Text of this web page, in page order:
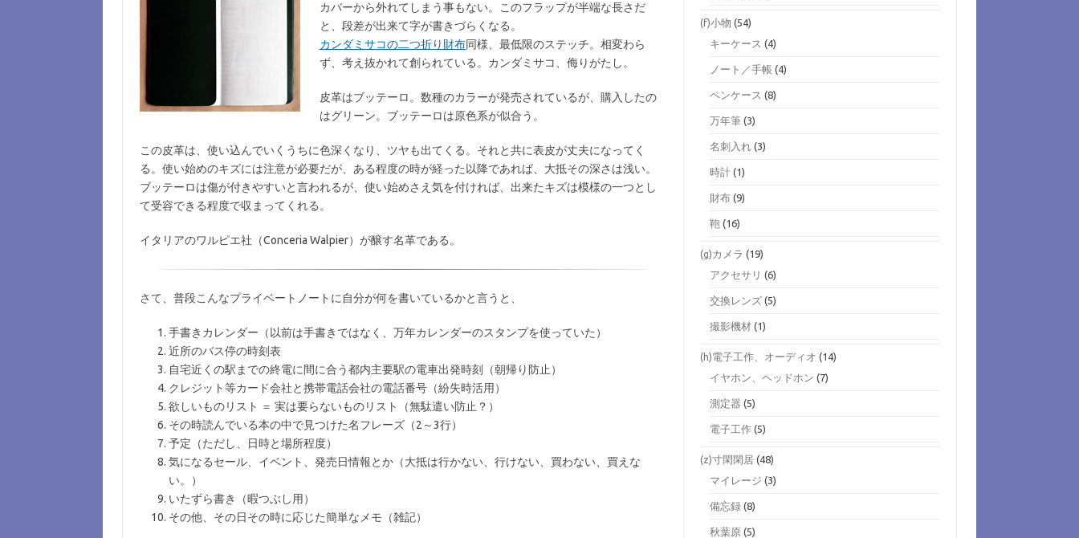
カバーから外れてしまう事もない。このフラップが半端な長さだ
と、段差が出来て字が書きづらくなる。
カンダミサコの二つ折り財布同様、最低限のステッチ。相変わら
ず、考え抜かれて創られている。カンダミサコ、侮りがたし。
皮革はブッテーロ。数種のカラーが発売されているが、購入したの
はグリーン。ブッテーロは原色系が似合う。
この皮革は、使い込んでいくうちに色深くなり、ツヤも出てくる。それと共に表皮が丈夫になってく
る。使い始めのキズには注意が必要だが、ある程度の時が経った以降であれば、大抵その深さは浅い。
ブッテーロは傷が付きやすいと言われるが、使い始めさえ気を付ければ、出来たキズは模様の一つとし
て受容できる程度で収まってくれる。
イタリアのワルピエ社（Conceria Walpier）が醸す名革である。
さて、普段こんなプライベートノートに自分が何を書いているかと言うと、
手書きカレンダー（以前は手書きではなく、万年カレンダーのスタンプを使っていた）
近所のバス停の時刻表
自宅近くの駅までの終電に間に合う都内主要駅の電車出発時刻（朝帰り防止）
クレジット等カード会社と携帯電話会社の電話番号（紛失時活用）
欲しいものリスト ＝ 実は要らないものリスト（無駄遣い防止？）
その時読んでいる本の中で見つけた名フレーズ（2～3行）
予定（ただし、日時と場所程度）
気になるセール、イベント、発売日情報とか（大抵は行かない、行けない、買わない、買えな
い。）
いたずら書き（暇つぶし用）
その他、その日その時に応じた簡単なメモ（雑記）
(f)小物 (54)
キーケース (4)
ノート／手帳 (4)
ペンケース (8)
万年筆 (3)
名刺入れ (3)
時計 (1)
財布 (9)
鞄 (16)
(g)カメラ (19)
アクセサリ (6)
交換レンズ (5)
撮影機材 (1)
(h)電子工作、オーディオ (14)
イヤホン、ヘッドホン (7)
測定器 (5)
電子工作 (5)
(z)寸閑閑居 (48)
マイレージ (3)
備忘録 (8)
秋葉原 (5)